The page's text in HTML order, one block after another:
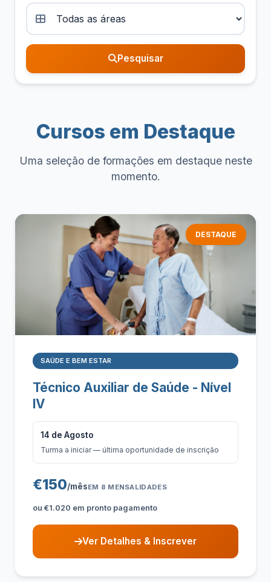
Pesquisar
Cursos em Destaque
Uma seleção de formações em destaque neste
momento.
DESTAQUE
SAÚDE E BEM ESTAR
Técnico Auxiliar de Saúde - Nível
IV
14 de Agosto
Turma a iniciar — última oportunidade de inscrição
€150/mêsEM 8 MENSALIDADES
ou €1.020 em pronto pagamento
Ver Detalhes & Inscrever